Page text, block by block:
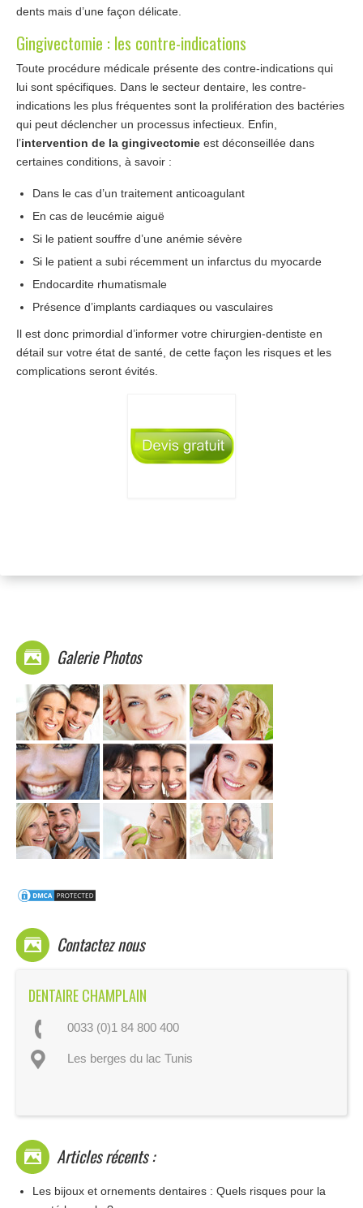
dents mais d’une façon délicate.
Gingivectomie : les contre-indications
Toute procédure médicale présente des contre-indications qui
lui sont spécifiques. Dans le secteur dentaire, les contre-
indications les plus fréquentes sont la prolifération des bactéries
qui peut déclencher un processus infectieux. Enfin,
l’intervention de la gingivectomie est déconseillée dans
certaines conditions, à savoir :
Dans le cas d’un traitement anticoagulant
En cas de leucémie aiguë
Si le patient souffre d’une anémie sévère
Si le patient a subi récemment un infarctus du myocarde
Endocardite rhumatismale
Présence d’implants cardiaques ou vasculaires
Il est donc primordial d’informer votre chirurgien-dentiste en
détail sur votre état de santé, de cette façon les risques et les
complications seront évités.
Galerie Photos
Contactez nous
DENTAIRE CHAMPLAIN
0033 (0)1 84 800 400
Les berges du lac Tunis
Articles récents :
Les bijoux et ornements dentaires : Quels risques pour la